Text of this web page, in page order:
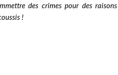
des crimes pour des raisons
!